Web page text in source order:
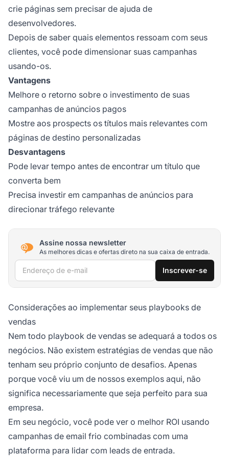
crie páginas sem precisar de ajuda de
desenvolvedores.
Depois de saber quais elementos ressoam com seus
clientes, você pode dimensionar suas campanhas
usando-os.
Vantagens
Melhore o retorno sobre o investimento de suas
campanhas de anúncios pagos
Mostre aos prospects os títulos mais relevantes com
páginas de destino personalizadas
Desvantagens
Pode levar tempo antes de encontrar um título que
converta bem
Precisa investir em campanhas de anúncios para
direcionar tráfego relevante
Assine nossa newsletter
As melhores dicas e ofertas direto na sua caixa de entrada.
Endereço de e-mail Inscrever-se
Considerações ao implementar seus playbooks de
vendas
Nem todo playbook de vendas se adequará a todos os
negócios. Não existem estratégias de vendas que não
tenham seu próprio conjunto de desafios. Apenas
porque você viu um de nossos exemplos aqui, não
significa necessariamente que seja perfeito para sua
empresa.
Em seu negócio, você pode ver o melhor ROI usando
campanhas de email frio combinadas com uma
plataforma para lidar com leads de entrada.